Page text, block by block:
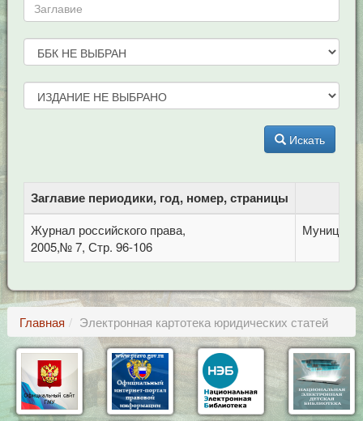
Искать
Заглавие периодики, год, номер, страницы
Журнал российского права,
2005,№ 7, Стр. 96-106
Главная Электронная картотека юридических статей